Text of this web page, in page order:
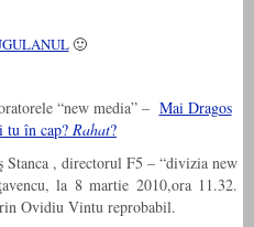
🙂
“new media” – Mai Dragos
tu în cap? Rahat?
, directorul F5 – “divizia new
la 8 martie 2010,ora 11.32.
Ovidiu Vintu reprobabil.